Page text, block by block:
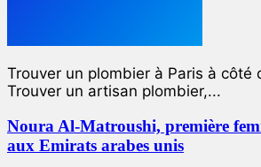
Trouver un plombier à Paris à côté
Trouver un artisan plombier,...
Noura Al-Matroushi, première
aux Emirats arabes unis